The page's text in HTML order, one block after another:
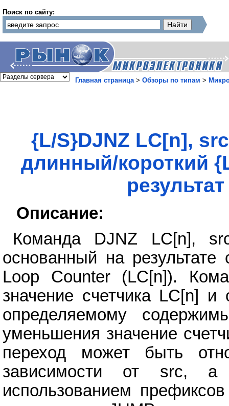
Поиск по сайту:
Главная страница> Обзоры по типам >
{L/S}DJNZ LC[n],
длинный/короткий
Описание:
Команда DJNZ LC[n],
основанный на результате
Loop Counter (LC[n]).
значение счетчика LC[n] и
определяемому
уменьшения значение
переход может быть
зависимости от src, а
использованием